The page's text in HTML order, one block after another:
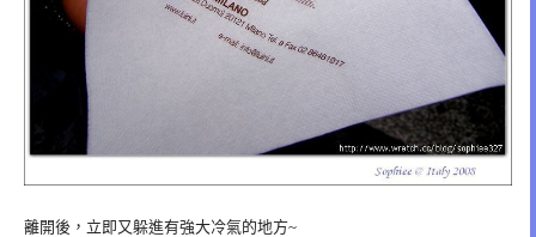
離開後，立即又躲進有強大冷氣的地方~